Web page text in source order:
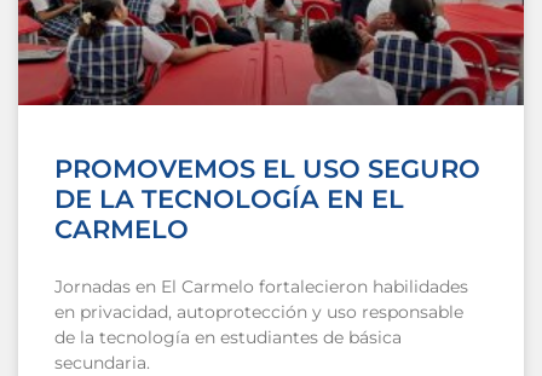
PROMOVEMOS EL USO SEGURO
DE LA TECNOLOGÍA EN EL
CARMELO
Jornadas en El Carmelo fortalecieron habilidades
en privacidad, autoprotección y uso responsable
de la tecnología en estudiantes de básica
secundaria.